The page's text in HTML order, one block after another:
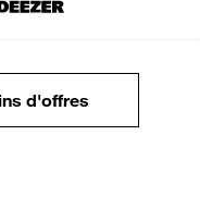
d'offres